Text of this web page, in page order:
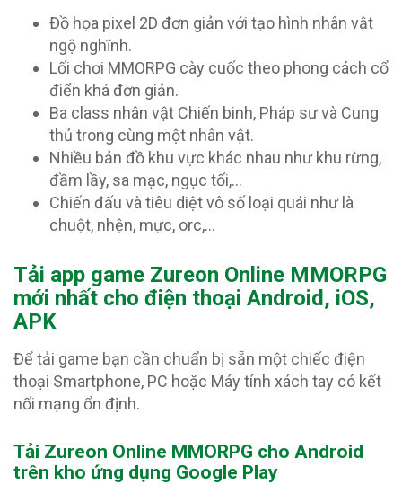
Đồ họa pixel 2D đơn giản với tạo hình nhân vật
ngộ nghĩnh.
Lối chơi MMORPG cày cuốc theo phong cách cổ
điển khá đơn giản.
Ba class nhân vật Chiến binh, Pháp sư và Cung
thủ trong cùng một nhân vật.
Nhiều bản đồ khu vực khác nhau như khu rừng,
đầm lầy, sa mạc, ngục tối,…
Chiến đấu và tiêu diệt vô số loại quái như là
chuột, nhện, mực, orc,…
Tải app game Zureon Online MMORPG
mới nhất cho điện thoại Android, iOS,
APK
Để tải game bạn cần chuẩn bị sẵn một chiếc điện
thoại Smartphone, PC hoặc Máy tính xách tay có kết
nối mạng ổn định.
Tải Zureon Online MMORPG cho Android
trên kho ứng dụng Google Play